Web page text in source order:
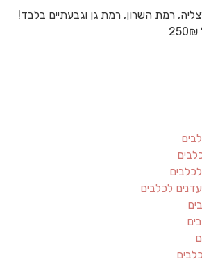
רמת השרון, רמת גן וגבעתיים בלבד!
לכלבים
לכלבים